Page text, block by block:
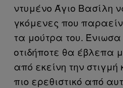
ντυμένο Άγιο Βασίλη
γκόμενες που
τα μούτρα του. Ένιωσα
οτιδήποτε θα έβλεπα
από εκείνη την
πιο ερεθιστικό από